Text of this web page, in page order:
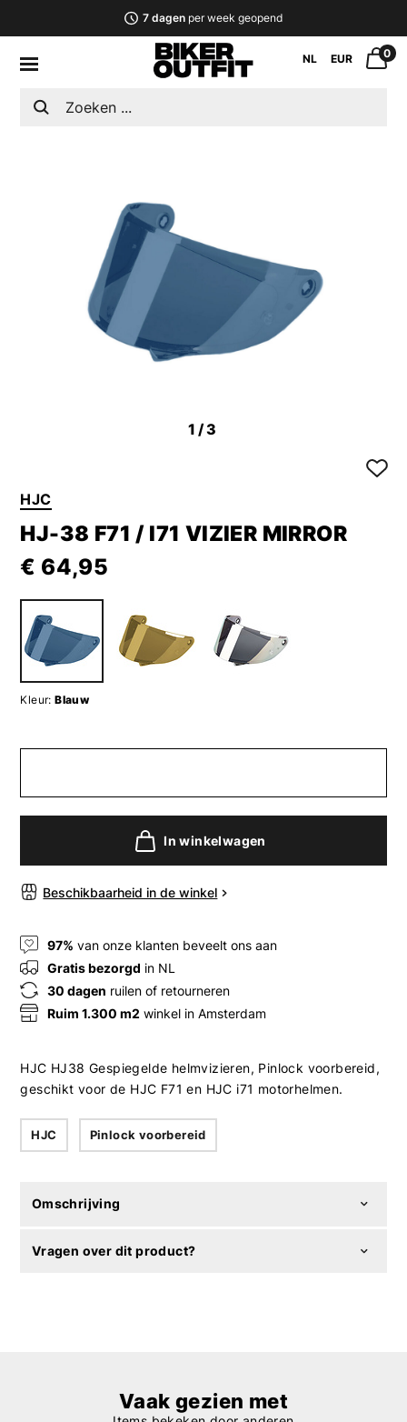
7 dagenper week geopend
NL EUR 0
1 /3
HJC
HJ-38 F71 / I71 VIZIER MIRROR
€ 64,95
Kleur: Blauw
In winkelwagen
Beschikbaarheid in de winkel
97% van onze klanten beveelt ons aan
Gratis bezorgd in NL
30 dagen ruilen of retourneren
Ruim 1.300 m2 winkel in Amsterdam
HJC HJ38 Gespiegelde helmvizieren, Pinlock voorbereid,
geschikt voor de HJC F71 en HJC i71 motorhelmen.
HJC Pinlock voorbereid
Omschrijving
Vragen over dit product?
Vaak gezien met